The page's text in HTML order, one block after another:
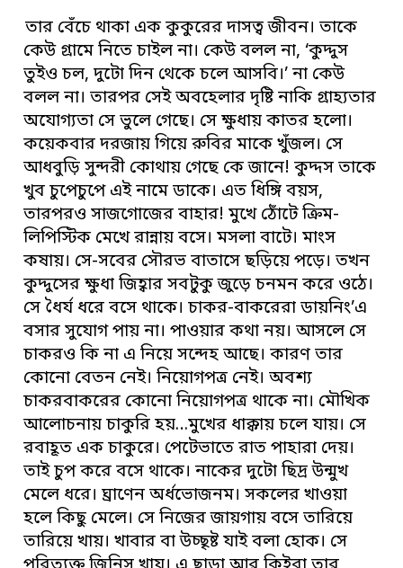
তার বেঁচে থাকা এক কুকুরের দাসত্ব জীবন। তাকে
কেউ গ্রামে নিতে চাইল না। কেউ বলল না, ‘কুদ্দুস
তুইও চল, দুটো দিন থেকে চলে আসবি।’ না কেউ
বলল না। তারপর সেই অবহেলার দৃষ্টি নাকি গ্রাহ্যতার
অযোগ্যতা সে ভুলে গেছে। সে ক্ষুধায় কাতর হলো।
কয়েকবার দরজায় গিয়ে রুবির মাকে খুঁজল। সে
আধবুড়ি সুন্দরী কোথায় গেছে কে জানে! কুদ্দস তাকে
খুব চুপেচুপে এই নামে ডাকে। এত ধিঙ্গি বয়স,
তারপরও সাজগোজের বাহার! মুখে ঠোঁটে ক্রিম-
লিপিস্টিক মেখে রান্নায় বসে। মসলা বাটে। মাংস
কষায়। সে-সবের সৌরভ বাতাসে ছড়িয়ে পড়ে। তখন
কুদ্দুসের ক্ষুধা জিহ্বার সবটুকু জুড়ে চনমন করে ওঠে।
সে ধৈর্য ধরে বসে থাকে। চাকর-বাকরেরা ডায়নিং’এ
বসার সুযোগ পায় না। পাওয়ার কথা নয়। আসলে সে
চাকরও কি না এ নিয়ে সন্দেহ আছে। কারণ তার
কোনো বেতন নেই। নিয়োগপত্র নেই। অবশ্য
চাকরবাকরের কোনো নিয়োগপত্র থাকে না। মৌখিক
আলোচনায় চাকুরি হয়…মুখের ধাক্কায় চলে যায়। সে
রবাহূত এক চাকুরে। পেটেভাতে রাত পাহারা দেয়।
তাই চুপ করে বসে থাকে। নাকের দুটো ছিদ্র উন্মুখ
মেলে ধরে। ঘ্রাণেন অর্ধভোজনম। সকলের খাওয়া
হলে কিছু মেলে। সে নিজের জায়গায় বসে তারিয়ে
তারিয়ে খায়। খাবার বা উচ্ছৃষ্ট যাই বলা হোক। সে